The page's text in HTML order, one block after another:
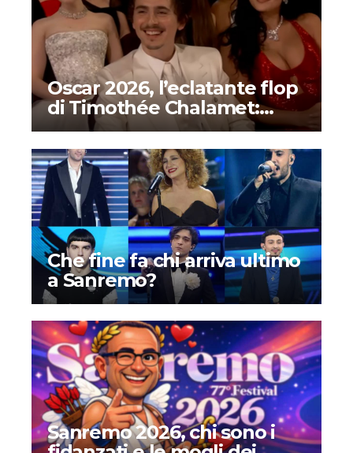
Oscar 2026, l’eclatante flop
di Timothée Chalamet:
ecco cosa è successo
Che fine fa chi arriva ultimo
a Sanremo?
Sanremo 2026, chi sono i